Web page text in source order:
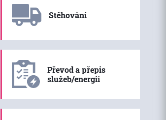
Stěhování
Převod a přepis
služeb/energií